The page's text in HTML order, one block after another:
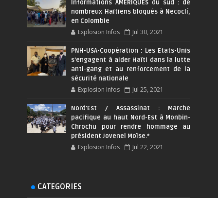
Informations AMÉRIQUES du sud : de
nombreux Haïtiens bloqués à Necoclí,
en Colombie
Explosion Infos Jul 30, 2021
PNH-USA-Coopération : Les Etats-Unis
s’engagent à aider Haïti dans la lutte
anti-gang et au renforcement de la
sécurité nationale
Explosion Infos Jul 25, 2021
Nord'Est / Assassinat : Marche
pacifique au haut Nord-Est à Monbin-
Chrochu pour rendre hommage au
président Jovenel Moïse.*
Explosion Infos Jul 22, 2021
CATEGORIES